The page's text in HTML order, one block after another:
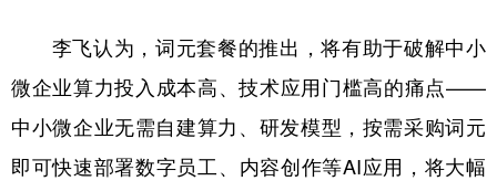
李飞认为，词元套餐的推出，将有助于破解中小
微企业算力投入成本高、技术应用门槛高的痛点——
中小微企业无需自建算力、研发模型，按需采购词元
即可快速部署数字员工、内容创作等AI应用，将大幅